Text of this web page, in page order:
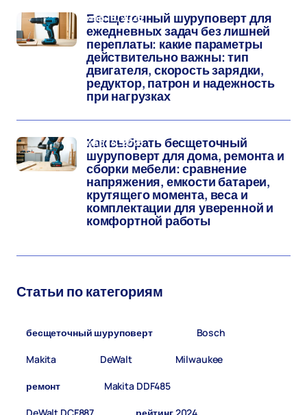
Бесщеточный шуруповерт для
ежедневных задач без лишней
переплаты: какие параметры
действительно важны: тип
двигателя, скорость зарядки,
редуктор, патрон и надежность
при нагрузках
мар 15, 2026
Как выбрать бесщеточный
шуруповерт для дома, ремонта и
сборки мебели: сравнение
напряжения, емкости батареи,
крутящего момента, веса и
комплектации для уверенной и
комфортной работы
мар 14, 2026
Статьи по категориям
бесщеточный шуруповерт Bosch
Makita DeWalt Milwaukee
ремонт Makita DDF485